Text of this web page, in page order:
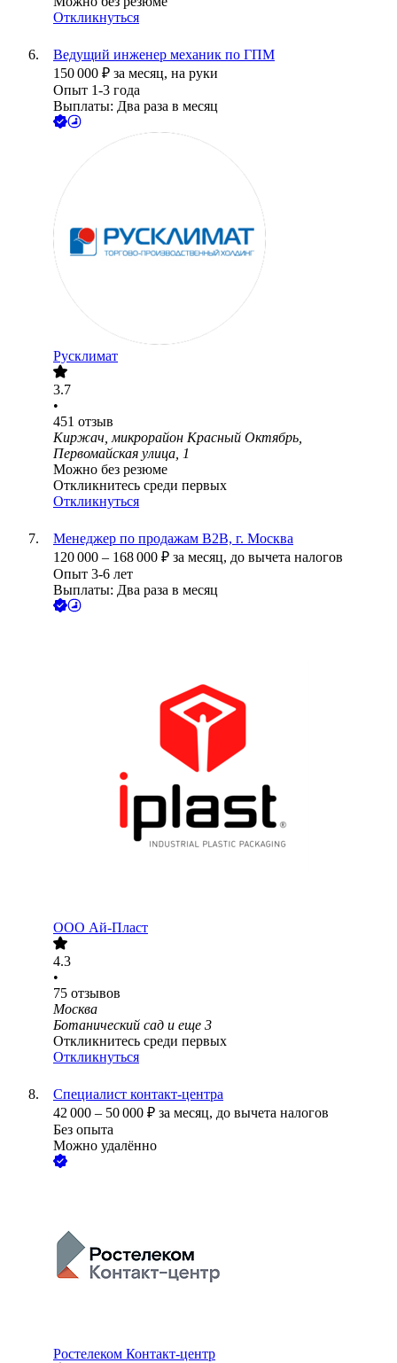
Откликнуться
Ведущий инженер механик по ГПМ
150 000 ₽ за месяц, на руки
Опыт 1-3 года
Выплаты: Два раза в месяц
Русклимат
3.7
•
451 отзыв
Киржач, микрорайон Красный Октябрь,
Первомайская улица, 1
Можно без резюме
Откликнитесь среди первых
Откликнуться
Менеджер по продажам B2B, г. Москва
120 000 – 168 000 ₽ за месяц, до вычета налогов
Опыт 3-6 лет
Выплаты: Два раза в месяц
ООО Ай-Пласт
4.3
•
75 отзывов
Москва
Ботанический сад и еще 3
Откликнитесь среди первых
Откликнуться
Специалист контакт-центра
42 000 – 50 000 ₽ за месяц, до вычета налогов
Без опыта
Можно удалённо
Ростелеком Контакт-центр